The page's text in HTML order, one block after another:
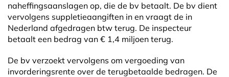
naheffingsaanslagen op, die de bv betaalt. De bv dient
vervolgens suppletieaangiften in en vraagt de in
Nederland afgedragen btw terug. De inspecteur
betaalt een bedrag van € 1,4 miljoen terug.
De bv verzoekt vervolgens om vergoeding van
invorderingsrente over de terugbetaalde bedragen. De